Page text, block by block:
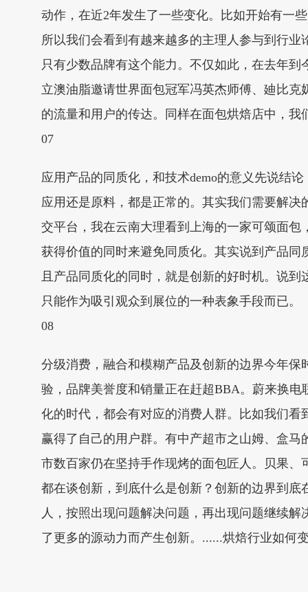
动作，在近2年发生了一些变化。比如开始有一
所以我们会看到有越来越多的主理人参与到行
只有少数品牌有这个能力。不仅如此，在去年
立澳油脂邀请世界面包冠军冯英杰师傅、廸比
的流量和用户的传达。同样在面包烘焙店中，
07
应用产品的同质化，和技术demo的意义先说结
应用还是原料，都是正常的。其实我们需要解
交平台，我在云南大理看到上海的一家可颂面
获得价值的同时来避免同质化。其实说到产品
且产品同质化的同时，就是创新的好时机。说
只能作为吸引观众到展位的一种表象手段而已。
08
分级消费，融合和模糊产品及创新的边界今年
验，品牌美誉度和销量正在赶超BBA。蔚来换
化的时代，都会有对应的消费人群。比如我们
赢得了自己的用户群。有中产超市之山姆、盒
市数百家仍在坚持手作现烤的面包匠人。贝果
都在谈创新，到底什么是创新？创新的边界到
人，按照出现问题解决问题，再出现问题继续
了更多的源动力而产生创新。......烘焙行业如何